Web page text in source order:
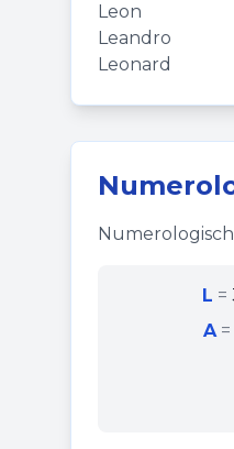
Leon
Leandro
Leonard
L =
A